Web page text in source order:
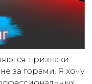
признаки
за горами. Я хочу